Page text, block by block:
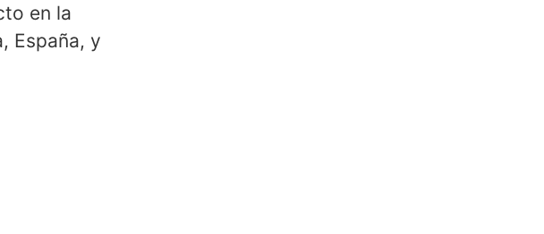
en la
España, y